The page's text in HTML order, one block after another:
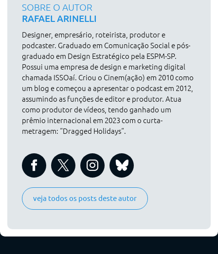
SOBRE O AUTOR
RAFAEL ARINELLI
Designer, empresário, roteirista, produtor e
podcaster. Graduado em Comunicação Social e pós-
graduado em Design Estratégico pela ESPM-SP.
Possui uma empresa de design e marketing digital
chamada ISSOaí. Criou o Cinem(ação) em 2010 como
um blog e começou a apresentar o podcast em 2012,
assumindo as funções de editor e produtor. Atua
como produtor de vídeos, tendo ganhado um
prêmio internacional em 2023 com o curta-
metragem: “Dragged Holidays“.
veja todos os posts deste autor